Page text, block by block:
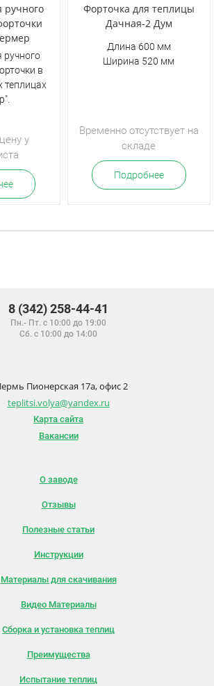
ручного
в
у
Форточка для теплицы
Дачная-2 Дум
Длина 600 мм
Ширина 520 мм
Временно отсутствует на
складе
Подробнее
8 (342) 258-44-41
Пн.- Пт. с 10:00 до 19:00
Сб. с 10:00 до 14:00
Пионерская 17а, офис 2
teplitsi.volya@yandex.ru
Карта сайта
Вакансии
О заводе
Отзывы
Полезные статьи
Инструкции
Материалы для скачивания
Видео Материалы
Сборка и установка теплиц
Преимущества
Испытание теплиц